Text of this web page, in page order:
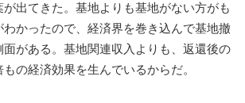
出てきた。基地よりも基地がない方がも
わかったので、経済界を巻き込んで基地撤
がある。基地関連収入よりも、返還後の
の経済効果を生んでいるからだ。